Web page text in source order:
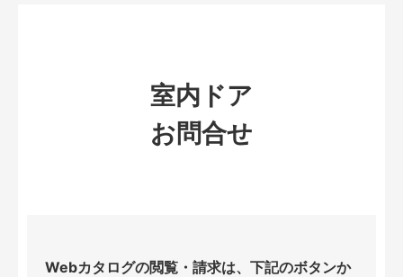
室内ドア
お問合せ
Webカタログの閲覧・請求は、下記のボタンか